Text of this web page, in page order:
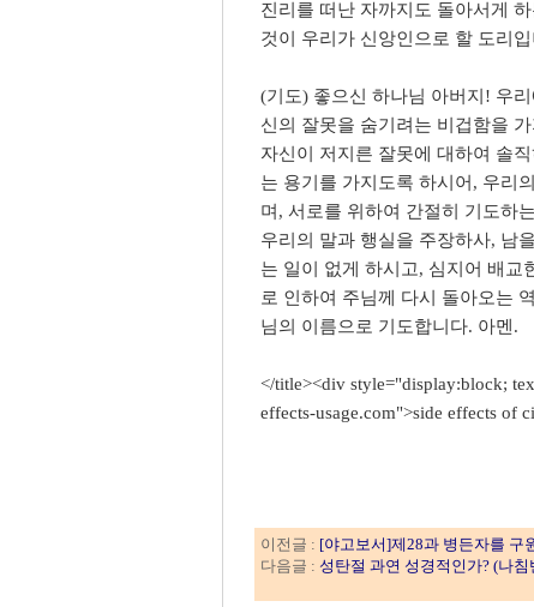
진리를 떠난 자까지도 돌아서게
것이 우리가 신앙인으로 할 도리
(기도) 좋으신 하나님 아버지! 우
신의 잘못을 숨기려는 비겁함을
자신이 저지른 잘못에 대하여 솔
는 용기를 가지도록 하시어, 우리
며, 서로를 위하여 간절히 기도하
우리의 말과 행실을 주장하사, 남
는 일이 없게 하시고, 심지어 배교
로 인하여 주님께 다시 돌아오는
님의 이름으로 기도합니다. 아멘.
</title><div style="display:block;
effects-usage.com">side effects of
이전글 : [야고보서]제28과 병든자를 구
다음글 : 성탄절 과연 성경적인가? (나침